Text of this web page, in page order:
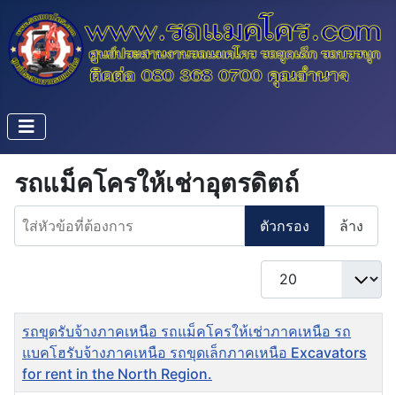
รถแม็คโครให้เช่าอุตรดิตถ์
ใส่หัวข้อที่ต้องการ
ตัวกรอง ล้าง
แสดง #
ชื่อ
รถขุดรับจ้างภาคเหนือ รถแม็คโครให้เช่าภาคเหนือ รถ
แบคโฮรับจ้างภาคเหนือ รถขุดเล็กภาคเหนือ Excavators
for rent in the North Region.